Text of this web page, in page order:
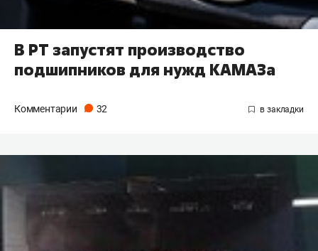
В РТ запустят производство
подшипников для нужд КАМАЗа
Комментарии 32